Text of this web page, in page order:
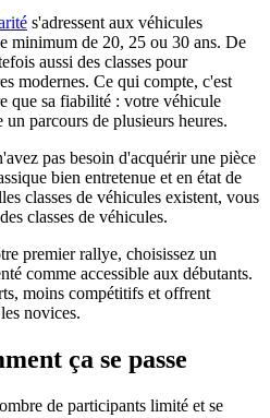
s'adressent aux véhicules
minimum de 20, 25 ou 30 ans. De
aussi des classes pour
modernes. Ce qui compte, c'est
que sa fiabilité : votre véhicule
parcours de plusieurs heures.
pas besoin d'acquérir une pièce
bien entretenue et en état de
classes de véhicules existent, vous
classes de véhicules.
premier rallye, choisissez un
comme accessible aux débutants.
moins compétitifs et offrent
novices.
ça se passe
de participants limité et se